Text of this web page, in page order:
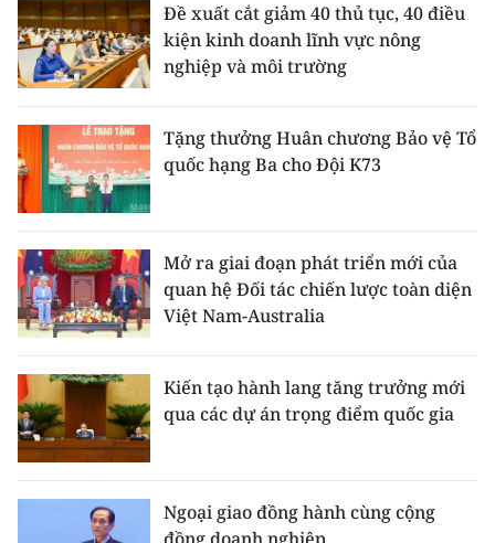
Đề xuất cắt giảm 40 thủ tục, 40 điều
kiện kinh doanh lĩnh vực nông
nghiệp và môi trường
Tặng thưởng Huân chương Bảo vệ Tổ
quốc hạng Ba cho Đội K73
Mở ra giai đoạn phát triển mới của
quan hệ Đối tác chiến lược toàn diện
Việt Nam-Australia
Kiến tạo hành lang tăng trưởng mới
qua các dự án trọng điểm quốc gia
Ngoại giao đồng hành cùng cộng